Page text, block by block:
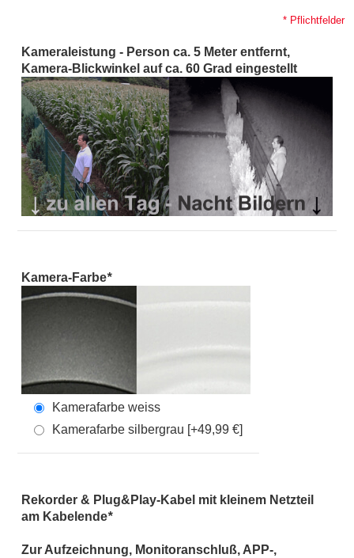
Kameraleistung - Person ca. 5 Meter entfernt,
Kamera-Blickwinkel auf ca. 60 Grad eingestellt
Kamera-Farbe*
Kamerafarbe weiss
Kamerafarbe silbergrau [+49,99 €]
Rekorder & Plug&Play-Kabel mit kleinem Netzteil
am Kabelende*
Zur Aufzeichnung, Monitoranschluß, APP-,
* Pflichtfelder